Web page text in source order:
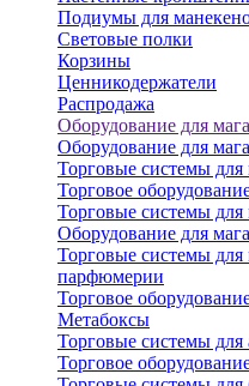
Подиумы для
Световые полки
Корзины
Ценникодержатели
Распродажа
Оборудование для
Оборудование для
Торговые системы
Торговое
Торговые системы для
Оборудование для
Торговые системы для
парфюмерии
Торговое
Метабоксы
Торговые системы для
Торговое